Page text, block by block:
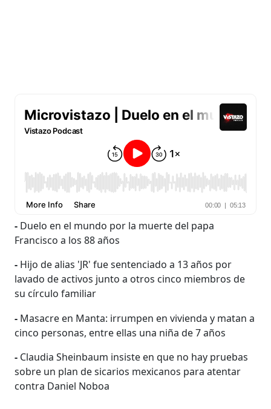
- Duelo en el mundo por la muerte del papa
Francisco a los 88 años
- Hijo de alias 'JR' fue sentenciado a 13 años por
lavado de activos junto a otros cinco miembros de
su círculo familiar
- Masacre en Manta: irrumpen en vivienda y matan a
cinco personas, entre ellas una niña de 7 años
- Claudia Sheinbaum insiste en que no hay pruebas
sobre un plan de sicarios mexicanos para atentar
contra Daniel Noboa